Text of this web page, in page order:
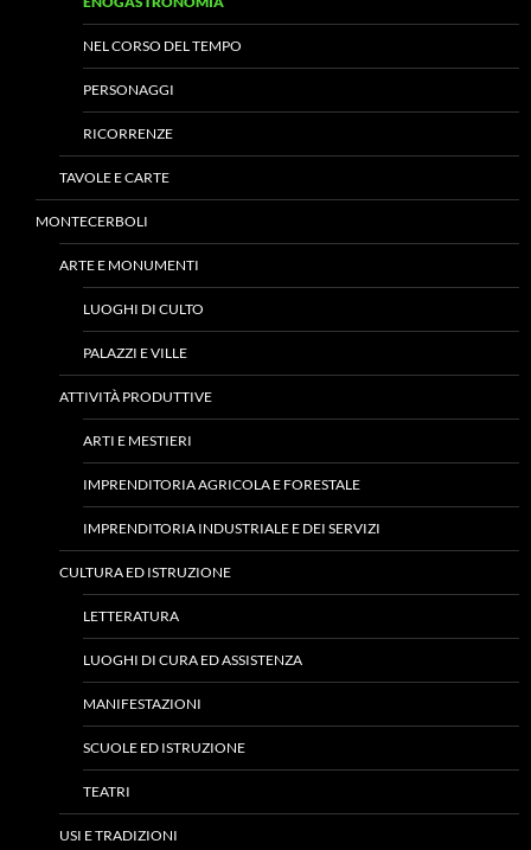
NEL CORSO DEL TEMPO
PERSONAGGI
RICORRENZE
TAVOLE E CARTE
MONTECERBOLI
ARTE E MONUMENTI
LUOGHI DI CULTO
PALAZZI E VILLE
ATTIVITÀ PRODUTTIVE
ARTI E MESTIERI
IMPRENDITORIA AGRICOLA E FORESTALE
IMPRENDITORIA INDUSTRIALE E DEI SERVIZI
CULTURA ED ISTRUZIONE
LETTERATURA
LUOGHI DI CURA ED ASSISTENZA
MANIFESTAZIONI
SCUOLE ED ISTRUZIONE
TEATRI
USI E TRADIZIONI